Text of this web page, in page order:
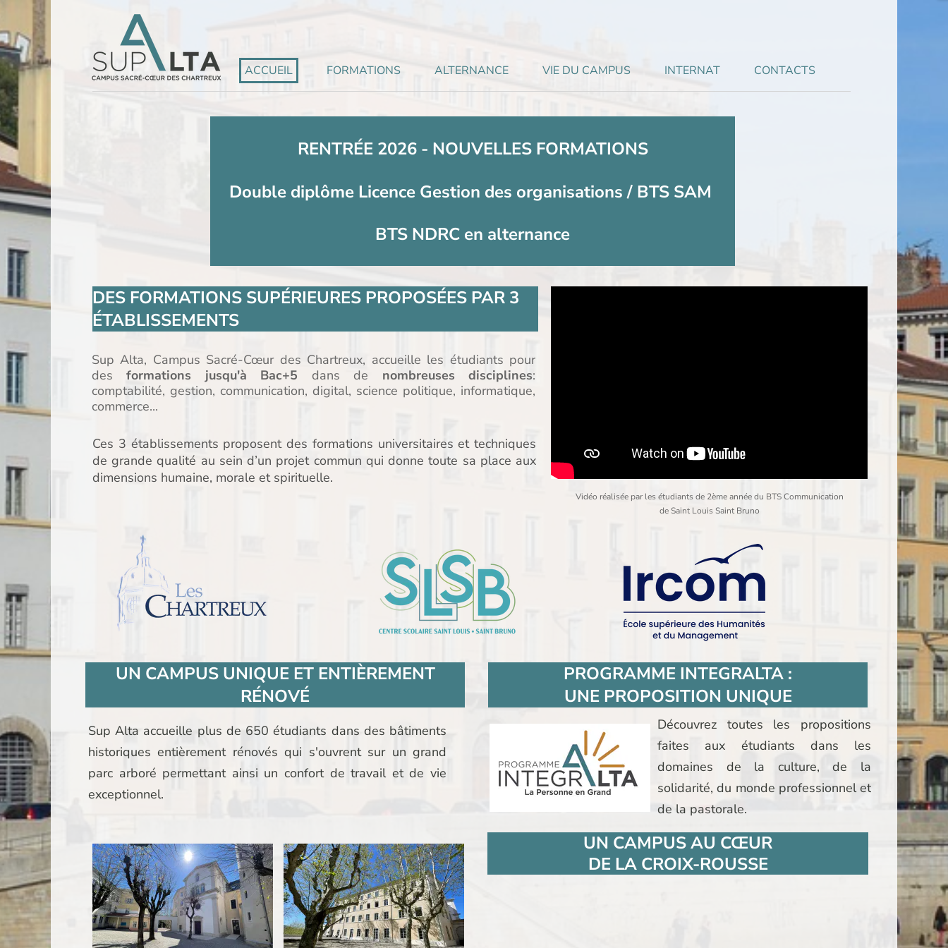
ACCUEIL FORMATIONS ALTERNANCE VIE DU CAMPUS INTERNAT CONTACTS
RENTRÉE 2026 - NOUVELLES FORMATIONS
Double diplôme Licence Gestion des organisations / BTS SAM
BTS NDRC en alternance
DES FORMATIONS SUPÉRIEURES PROPOSÉES PAR 3
ÉTABLISSEMENTS
Sup Alta, Campus Sacré-Cœur des Chartreux, accueille les étudiants pour
desformations jusqu'à Bac+5 dans de nombreuses disciplines:
comptabilité, gestion, communication, digital, science politique, informatique,
commerce...
Ces 3 établissements proposent des formations universitaires et techniques
de grande qualité au sein d’un projet commun qui donne toute sa place aux
dimensions humaine, morale et spirituelle.
Vidéo réalisée par les étudiants de 2ème année du BTS Communication
de Saint Louis Saint Bruno
UN CAMPUS UNIQUE ET ENTIÈREMENT
RÉNOVÉ
PROGRAMME INTEGRALTA :
UNE PROPOSITION UNIQUE
Découvrez toutes les propositions
faites aux étudiants dans les
domaines de la culture, de la
solidarité, du monde professionnel et
de la pastorale.
Sup Alta accueille plus de 650 étudiants dans des bâtiments
historiques entièrement rénovés qui s'ouvrent sur un grand
parc arboré permettant ainsi un confort de travail et de vie
exceptionnel.
UN CAMPUS AU CŒUR
DE LA CROIX-ROUSSE